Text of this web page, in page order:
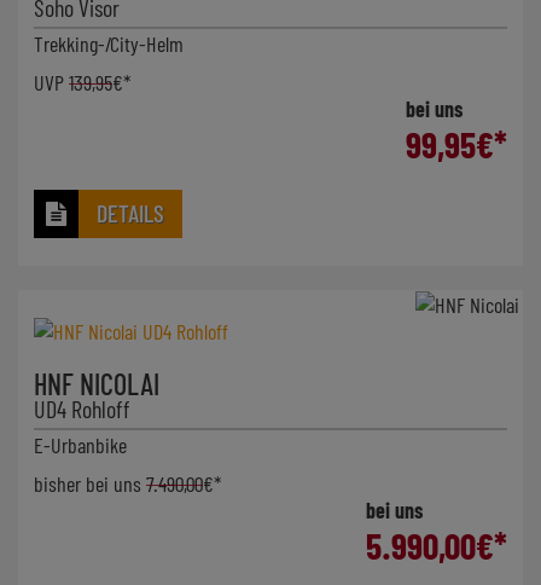
Soho Visor
Trekking-/City-Helm
UVP139,95€*
bei uns
99,95€*
DETAILS
HNF NICOLAI
UD4 Rohloff
E-Urbanbike
bisher bei uns 7.490,00€*
bei uns
5.990,00€*